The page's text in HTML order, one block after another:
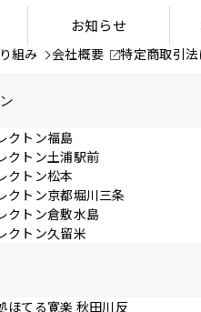
お知らせ
組み 会社概要 特定商取引
クトン福島
クトン土浦駅前
クトン松本
クトン京都堀川三条
クトン倉敷水島
クトン久留米
ほてる寛楽 秋田川反